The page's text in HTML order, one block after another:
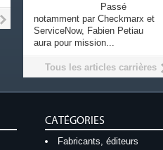
Passé
notamment par Checkmarx et
ServiceNow, Fabien Petiau
aura pour mission...
Tous les articles carrières
CATÉGORIES
Fabricants, éditeurs